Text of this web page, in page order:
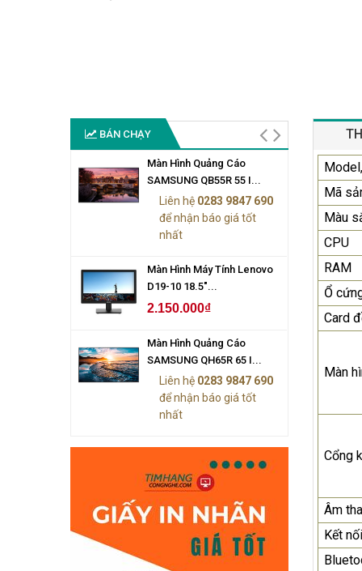
BÁN CHẠY
Màn Hình Quảng Cáo
SAMSUNG QB55R 55 I...
Liên hệ 0283 9847 690
để nhận báo giá tốt
nhất
Màn Hình Máy Tính Lenovo
D19-10 18.5"...
2.150.000₫
Màn Hình Quảng Cáo
SAMSUNG QH65R 65 I...
Liên hệ 0283 9847 690
để nhận báo giá tốt
nhất
Mã
Màu
CPU
RAM
Ổ
Card
Màn
Cổng
Âm
Kết